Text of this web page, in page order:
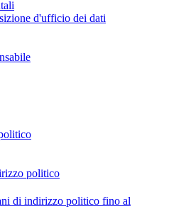
d'ufficio dei dati
politico
di indirizzo politico fino al